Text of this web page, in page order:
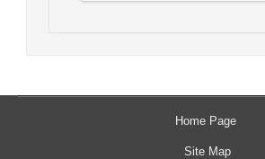
Home Page
Site Map